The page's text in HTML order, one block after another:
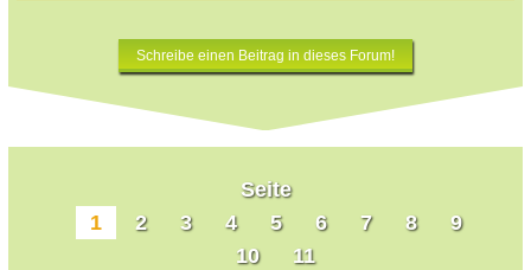
Schreibe einen Beitrag in dieses Forum!
Seite
1
2 3 4 5 6 7 8
9
10
11